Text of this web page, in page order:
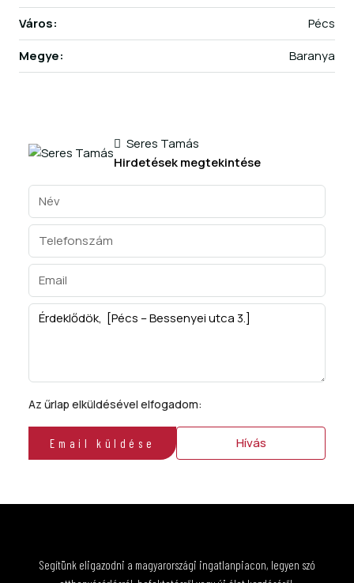
Város:
Pécs
Megye:
Baranya
Seres Tamás
Hirdetések megtekintése
Az űrlap elküldésével elfogadom:
Email küldése Hívás
Segítünk eligazodni a magyarországi ingatlanpiacon, legyen szó